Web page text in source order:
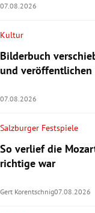
07.08.2026
Kultur
Bilderbuch
und veröffentlichen
07.08.2026
Salzburger Festspiele
So verlief die
richtige war
Gert Korentschnig07.08.2026